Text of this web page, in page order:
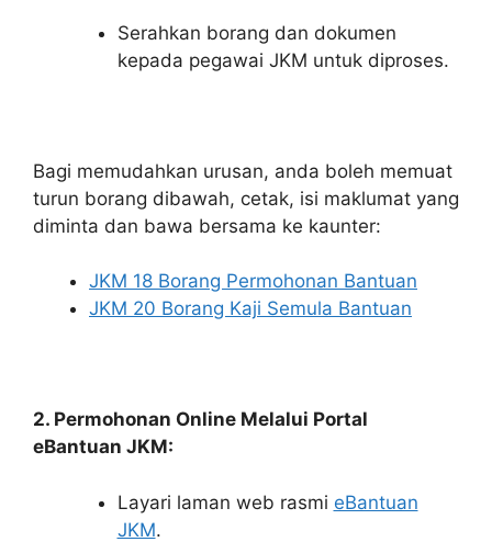
Serahkan borang dan dokumen
kepada pegawai JKM untuk diproses.
Bagi memudahkan urusan, anda boleh memuat
turun borang dibawah, cetak, isi maklumat yang
diminta dan bawa bersama ke kaunter:
JKM 18 Borang Permohonan Bantuan
JKM 20 Borang Kaji Semula Bantuan
2. Permohonan Online Melalui Portal
eBantuan JKM:
Layari laman web rasmi eBantuan
JKM.